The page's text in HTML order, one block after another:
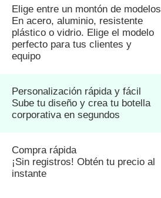
Elige entre un montón de modelos
En acero, aluminio, resistente
plástico o vidrio. Elige el modelo
perfecto para tus clientes y
equipo
Personalización rápida y fácil
Sube tu diseño y crea tu botella
corporativa en segundos
Compra rápida
¡Sin registros! Obtén tu precio al
instante